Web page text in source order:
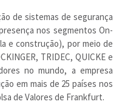
de sistemas de segurança
nos segmentos On-
e construção), por meio de
TRIDEC, QUICKE e
no mundo, a empresa
em mais de 25 países nos
de Valores de Frankfurt.